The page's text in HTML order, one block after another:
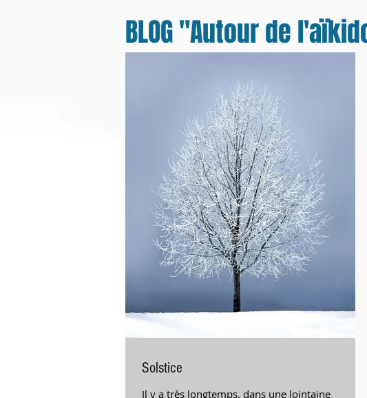
Solstice
Il y a très longtemps, dans une lointaine
BLOG "Autour de